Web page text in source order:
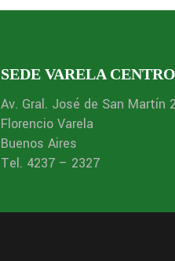
SEDE VARELA CENTRO
Av. Gral. José de San Martín
Florencio Varela
Buenos Aires
Tel. 4237 – 2327